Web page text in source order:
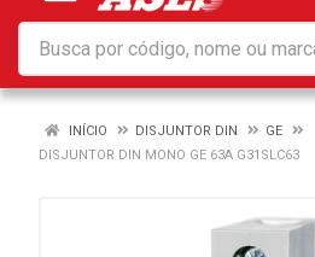
INÍCIO DISJUNTOR DIN
GE
DISJUNTOR DIN MONO GE 63A G31SLC63